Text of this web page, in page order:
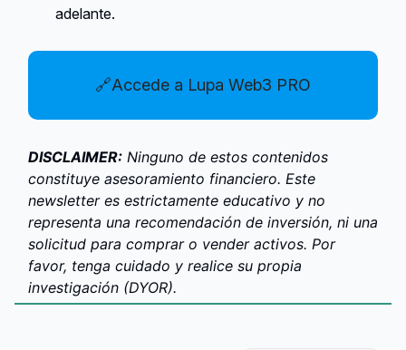
adelante.
🔗Accede a Lupa Web3 PRO
DISCLAIMER: Ninguno de estos contenidos
constituye asesoramiento financiero. Este
newsletter es estrictamente educativo y no
representa una recomendación de inversión, ni una
solicitud para comprar o vender activos. Por
favor, tenga cuidado y realice su propia
investigación (DYOR).